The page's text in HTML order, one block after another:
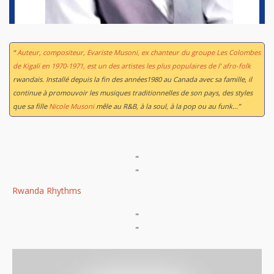
“Auteur, compositeur, Evariste Musoni, ex chanteur du groupe Les Colombes
de Kigali en 1970-1971, est un des artistes les plus populaires de l’ afro-folk
rwandais. Installé depuis la fin des années1980 au Canada avec sa famille, il
continue à promouvoir les musiques traditionnelles de son pays, des styles
que sa fille Nicole Musonimêle au R&B, à la soul, à la pop ou au funk...”
"
"
Rwanda Rhythms
"
"